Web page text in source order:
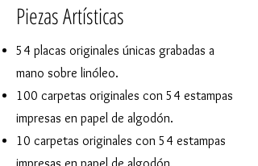
Piezas Artísticas
54 placas originales únicas grabadas a
mano sobre linóleo.
100 carpetas originales con 54 estampas
impresas en papel de algodón.
10 carpetas originales con 54 estampas